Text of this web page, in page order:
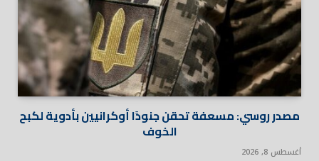
مصدر روسي: مسعفة تحقن جنودًا أوكرانيين بأدوية لكبح
الخوف
أغسطس 8, 2026